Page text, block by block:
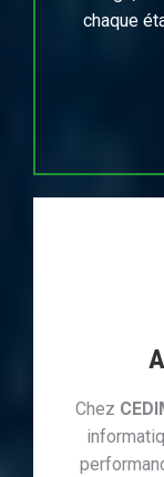
chaque
Chez